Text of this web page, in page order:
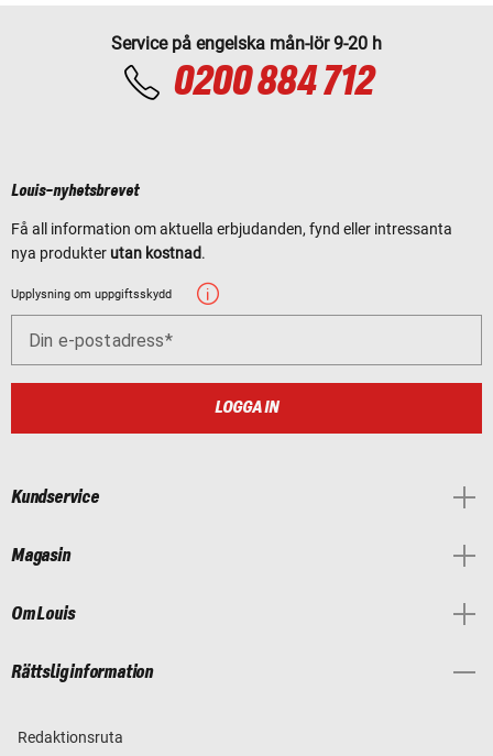
Service på engelska mån-lör 9-20 h
0200 884 712
Louis-nyhetsbrevet
Få all information om aktuella erbjudanden, fynd eller intressanta
nya produkter utan kostnad.
Upplysning om uppgiftsskydd
Din e-postadress
LOGGA IN
Kundservice
Magasin
Om Louis
Rättslig information
Redaktionsruta